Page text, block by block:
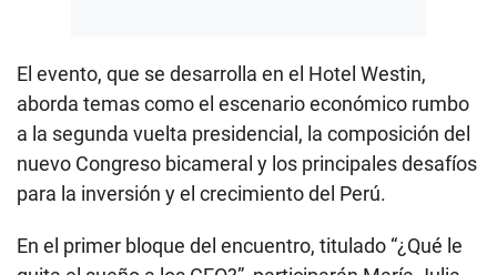
El evento, que se desarrolla en el Hotel Westin,
aborda temas como el escenario económico rumbo
a la segunda vuelta presidencial, la composición del
nuevo Congreso bicameral y los principales desafíos
para la inversión y el crecimiento del Perú.
En el primer bloque del encuentro, titulado “¿Qué le